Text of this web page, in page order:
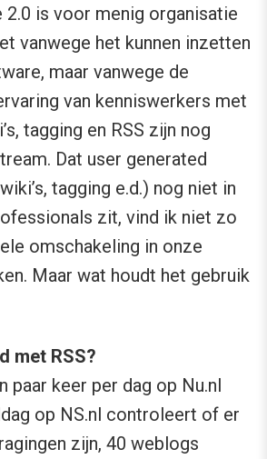
2.0 is voor menig organisatie
vanwege het kunnen inzetten
maar vanwege de
van kenniswerkers met
tagging en RSS zijn nog
Dat user generated
tagging e.d.) nog niet in
zit, vind ik niet zo
omschakeling in onze
Maar wat houdt het gebruik
met RSS?
paar keer per dag op Nu.nl
op NS.nl controleert of er
zijn, 40 weblogs